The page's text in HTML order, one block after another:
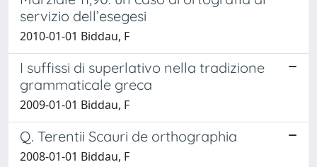
servizio dell’esegesi
2010-01-01 Biddau, F
I suffissi di superlativo nella tradizione
grammaticale greca
2009-01-01 Biddau, F
Q. Terentii Scauri de orthographia
2008-01-01 Biddau, F